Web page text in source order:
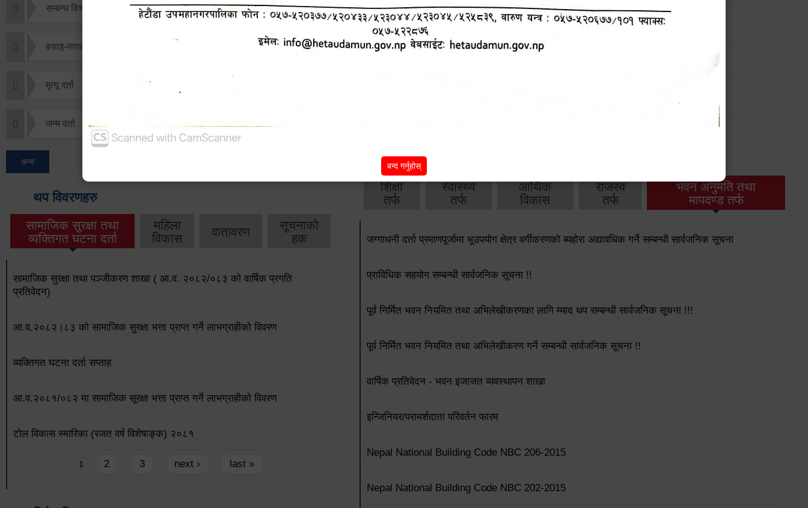
सम्बन्ध विच्छेद दर्ता
बसाइ-सराई जाने/आउने दर्ता
मृत्यू दर्ता
जन्म दर्ता
अन्य
थप विवरणहरु
सामाजिक सुरक्षा तथा
व्यक्तिगत घटना दर्ता
महिला
विकास
वातावरण
सूचनाको
हक
सामाजिक सुरक्षा तथा पञ्जीकरण शाखा ( आ.व. २०८२/०८३ को वार्षिक प्रगति
प्रतिवेदन)
आ.व.२०८२।८३ को सामाजिक सुरक्षा भत्ता प्राप्त गर्ने लाभग्राहीको विवरण
व्यक्तिगत घटना दर्ता सप्ताह
आ.व.२०८१/०८२ मा सामाजिक सूरक्षा भत्ता प्राप्त गर्ने लाभग्राहीको विवरण
टोल विकास स्मारिका (रजत वर्ष विशेषाङ्क) २०८१
1 2 3 next › last »
आ.व. २०८१/०८२ को वार्षिक बजेट, नीति तथा कार्यक्रम
अन्य विवरणहरु
शिक्षा
तर्फ
स्वास्थ्य
तर्फ
आर्थिक
विकास
राजस्व
तर्फ
भवन अनुमति तथा
मापदण्ड तर्फ
जग्गाधनी दर्ता प्रमाणपूर्जामा भूउपयोग क्षेत्र वर्गीकरणको ब्यहोरा अद्यावधिक गर्ने सम्बन्धी सार्वजनिक सूचना
प्राविधिक सहयोग सम्बन्धी सार्वजनिक सूचना !!
पूर्व निर्मित भवन नियमित तथा अभिलेखीकरणका लागि म्याद थप सम्बन्धी सार्वजनिक सूचना !!!
पूर्व निर्मित भवन नियमित तथा अभिलेखीकरण गर्ने सम्बन्धी सार्वजनिक सूचना !!
वार्षिक प्रतिवेदन - भवन इजाजत व्यवस्थापन शाखा
इन्जिनियर/परामर्शदाता परिवर्तन फारम
Nepal National Building Code NBC 206-2015
Nepal National Building Code NBC 202-2015
बन्द गर्नुहोस्